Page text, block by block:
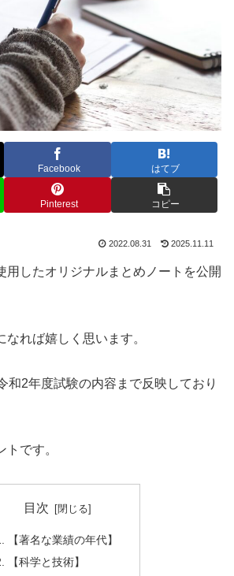
Facebook はてブ
Pinterest コピー
2022.08.31 2025.11.11
用したオリジナルまとめノートを公開
れば嬉しく思います。
和2年度試験の内容まで反映しており
トです。
目次
【著名な業績の年代】
【科学と技術】